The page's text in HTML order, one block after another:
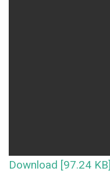
Download [97.24 KB]